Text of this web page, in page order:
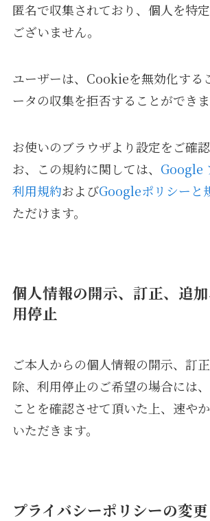
匿名で収集されており、個人を特
ございません。
ユーザーは、Cookieを無効化する
ータの収集を拒否することができま
お使いのブラウザより設定をご確
お、この規約に関しては、 Google
利用規約およびGoogleポリシーと
ただけます。
個人情報の開示、訂正、追
用停止
ご本人からの個人情報の開示、訂
除、利用停止のご希望の場合には
ことを確認させて頂いた上、速や
いただきます。
プライバシーポリシーの変更